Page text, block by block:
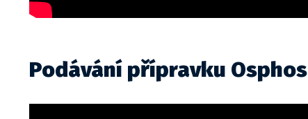
Podávání přípravku Osphos